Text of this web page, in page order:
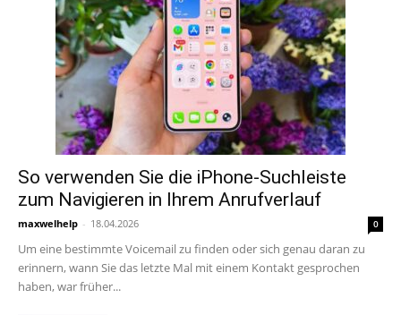
So verwenden Sie die iPhone-Suchleiste
zum Navigieren in Ihrem Anrufverlauf
maxwelhelp - 18.04.2026 0
Um eine bestimmte Voicemail zu finden oder sich genau daran zu
erinnern, wann Sie das letzte Mal mit einem Kontakt gesprochen
haben, war früher...